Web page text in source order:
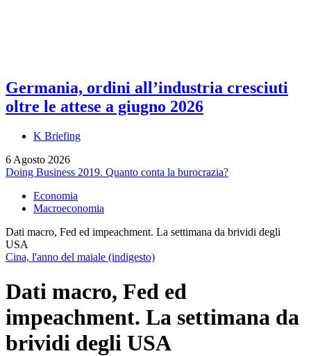
Germania, ordini all’industria cresciuti
oltre le attese a giugno 2026
K Briefing
6 Agosto 2026
Doing Business 2019. Quanto conta la burocrazia?
Economia
Macroeconomia
Dati macro, Fed ed impeachment. La settimana da brividi degli
USA
Cina, l'anno del maiale (indigesto)
Dati macro, Fed ed
impeachment. La settimana da
brividi degli USA